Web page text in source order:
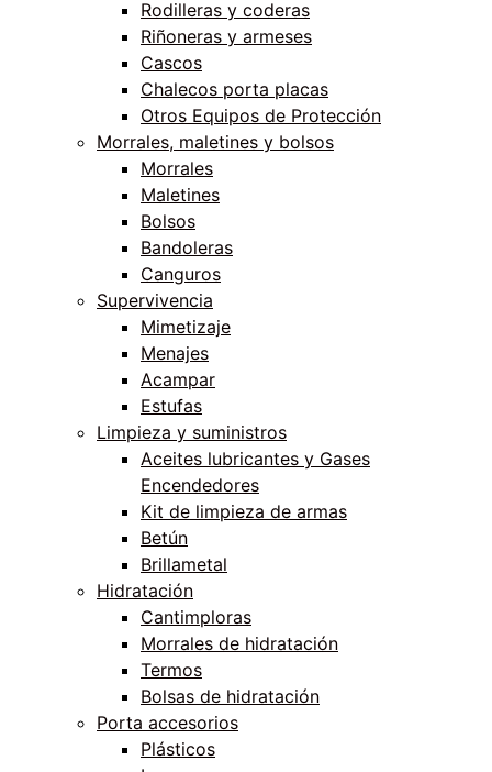
Rodilleras y coderas
Riñoneras y armeses
Cascos
Chalecos porta placas
Otros Equipos de Protección
Morrales, maletines y bolsos
Morrales
Maletines
Bolsos
Bandoleras
Canguros
Supervivencia
Mimetizaje
Menajes
Acampar
Estufas
Limpieza y suministros
Aceites lubricantes y Gases
Encendedores
Kit de limpieza de armas
Betún
Brillametal
Hidratación
Cantimploras
Morrales de hidratación
Termos
Bolsas de hidratación
Porta accesorios
Plásticos